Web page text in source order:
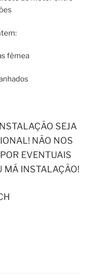
fêmea
SEJA
NÃO NOS
EVENTUAIS
MÁ INSTALAÇÃO!